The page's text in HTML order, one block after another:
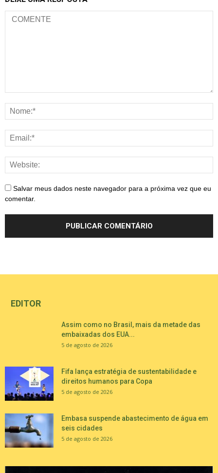
Salvar meus dados neste navegador para a próxima vez que eu
comentar.
EDITOR
Assim como no Brasil, mais da metade das
embaixadas dos EUA...
5 de agosto de 2026
Fifa lança estratégia de sustentabilidade e
direitos humanos para Copa
5 de agosto de 2026
Embasa suspende abastecimento de água em
seis cidades
5 de agosto de 2026